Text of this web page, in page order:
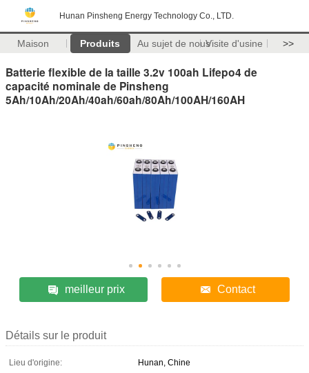
Hunan Pinsheng Energy Technology Co., LTD.
Maison Produits Au sujet de nousVisite d'usine >>
Batterie flexible de la taille 3.2v 100ah Lifepo4 de
capacité nominale de Pinsheng
5Ah/10Ah/20Ah/40ah/60ah/80Ah/100AH/160AH
meilleur prix Contact
Détails sur le produit
Lieu d'origine:
Hunan, Chine